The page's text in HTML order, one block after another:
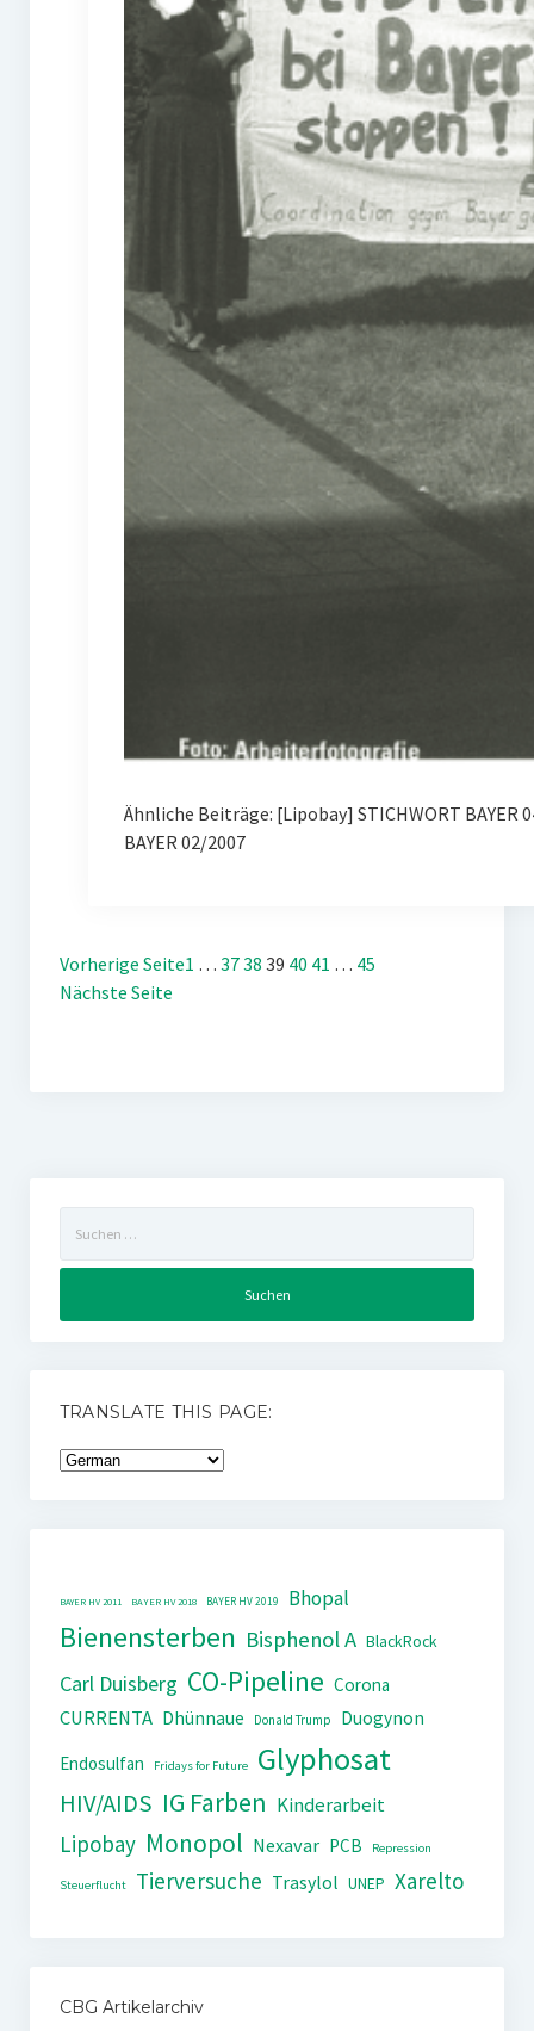
Ähnliche Beiträge: [Lipobay] STICHWORT BAYER
BAYER 02/2007
Vorherige Seite1 … 3738 39 40 41 … 45
Nächste Seite
nach:
TRANSLATE THIS PAGE:
BAYER HV 2011 BAYER HV 2018 BAYER HV 2019 Bhopal
Bienensterben Bisphenol A BlackRock
Carl Duisberg CO-Pipeline Corona
CURRENTA Dhünnaue Donald Trump
Duogynon
Endosulfan
Fridays for Future Glyphosat
HIV/AIDS IG Farben Kinderarbeit
Lipobay Monopol Nexavar PCB Repression
Steuerflucht Tierversuche Trasylol UNEP Xarelto
CBG Artikelarchiv